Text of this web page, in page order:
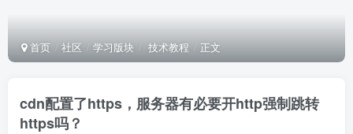
首页 社区 学习版块 技术教程 正文
cdn配置了https，服务器有必要开http强制跳转
https吗？